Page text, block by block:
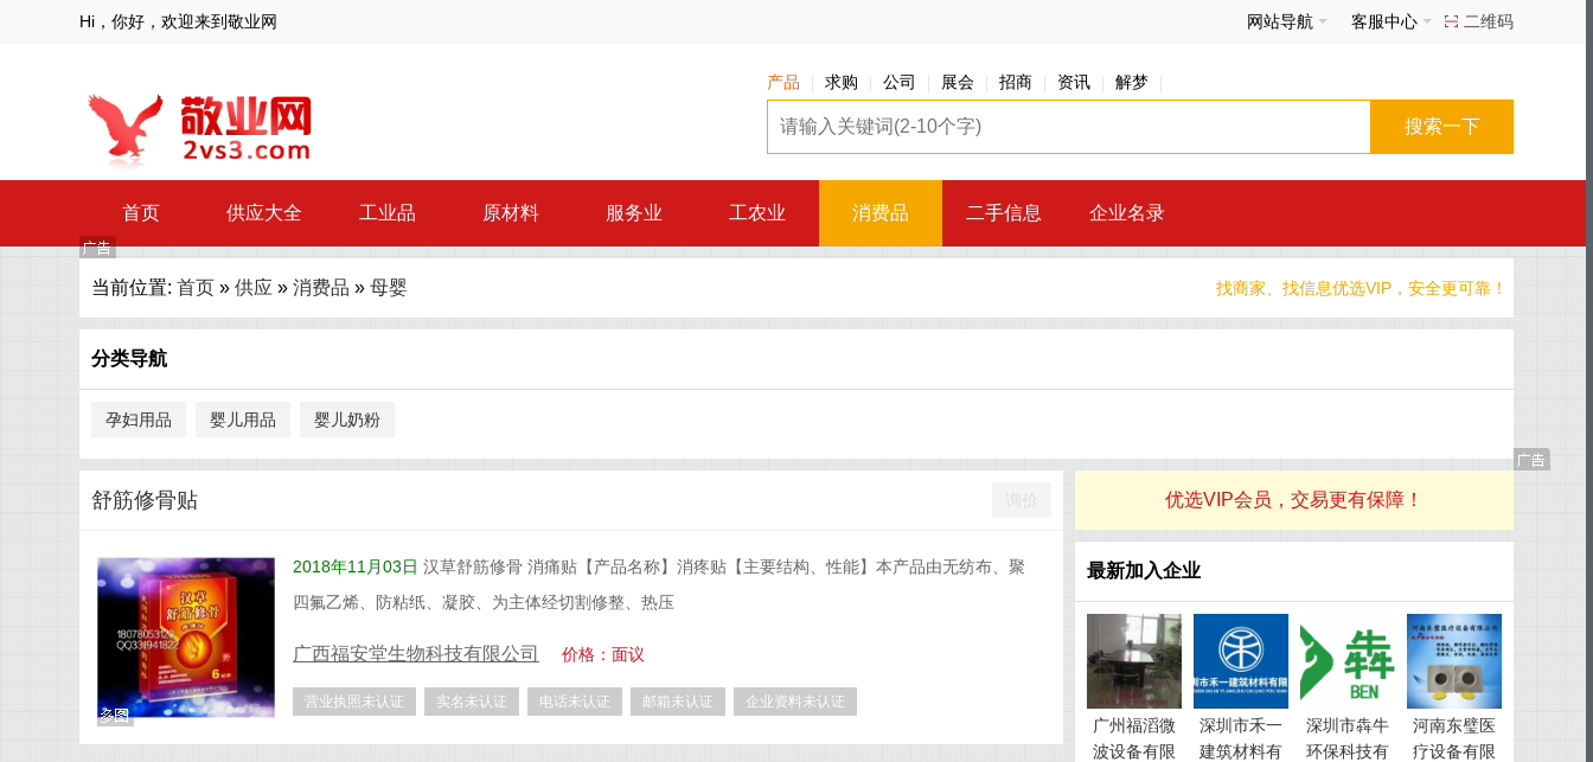
Hi，你好，欢迎来到敬业网 二维码
客服中心
网站导航
产品 求购 公司 展会 招商 资讯 解梦
首页 供应大全 工业品 原材料 服务业 工农业 消费品 二手信息 企业名录
当前位置: 首页 » 供应 » 消费品 » 母婴 找商家、找信息优选VIP，安全更可靠！
分类导航
孕妇用品 婴儿用品 婴儿奶粉
舒筋修骨贴
2018年11月03日 汉草舒筋修骨 消痛贴【产品名称】消疼贴【主要结构、性能】本产品由无纺布、聚
四氟乙烯、防粘纸、凝胶、为主体经切割修整、热压
广西福安堂生物科技有限公司 价格：面议
营业执照未认证 实名未认证 电话未认证 邮箱未认证 企业资料未认证
优选VIP会员，交易更有保障！
最新加入企业
广州福滔微
波设备有限
深圳市禾一
建筑材料有
深圳市犇牛
环保科技有
河南东璧医
疗设备有限